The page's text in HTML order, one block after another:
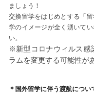
ましょう！
交換留学をはじめとする「
学のイメージが全く湧いて
い。
※新型コロナウィルス感
ラムを変更する可能性が
＊国外留学に伴う渡航につい